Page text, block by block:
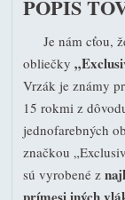
POPIS
Je nám cťou,
obliečky
Vrzák je známy
15 rokmi z
jednofarebných
značkou
sú vyrobené z
prímesi iných